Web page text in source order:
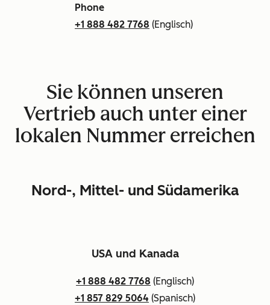
Phone
+1 888 482 7768 (Englisch)
Sie können unseren
Vertrieb auch unter einer
lokalen Nummer erreichen
Nord-, Mittel- und Südamerika
USA und Kanada
+1 888 482 7768 (Englisch)
+1 857 829 5064 (Spanisch)